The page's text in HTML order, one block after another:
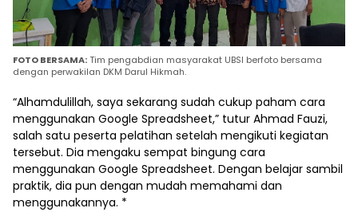
FOTO BERSAMA:Tim pengabdian masyarakat UBSI berfoto bersama
dengan perwakilan DKM Darul Hikmah.
“Alhamdulillah, saya sekarang sudah cukup paham cara
menggunakan Google Spreadsheet,” tutur Ahmad Fauzi,
salah satu peserta pelatihan setelah mengikuti kegiatan
tersebut. Dia mengaku sempat bingung cara
menggunakan Google Spreadsheet. Dengan belajar sambil
praktik, dia pun dengan mudah memahami dan
menggunakannya. *